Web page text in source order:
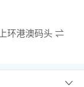
环港澳码头 ⇌